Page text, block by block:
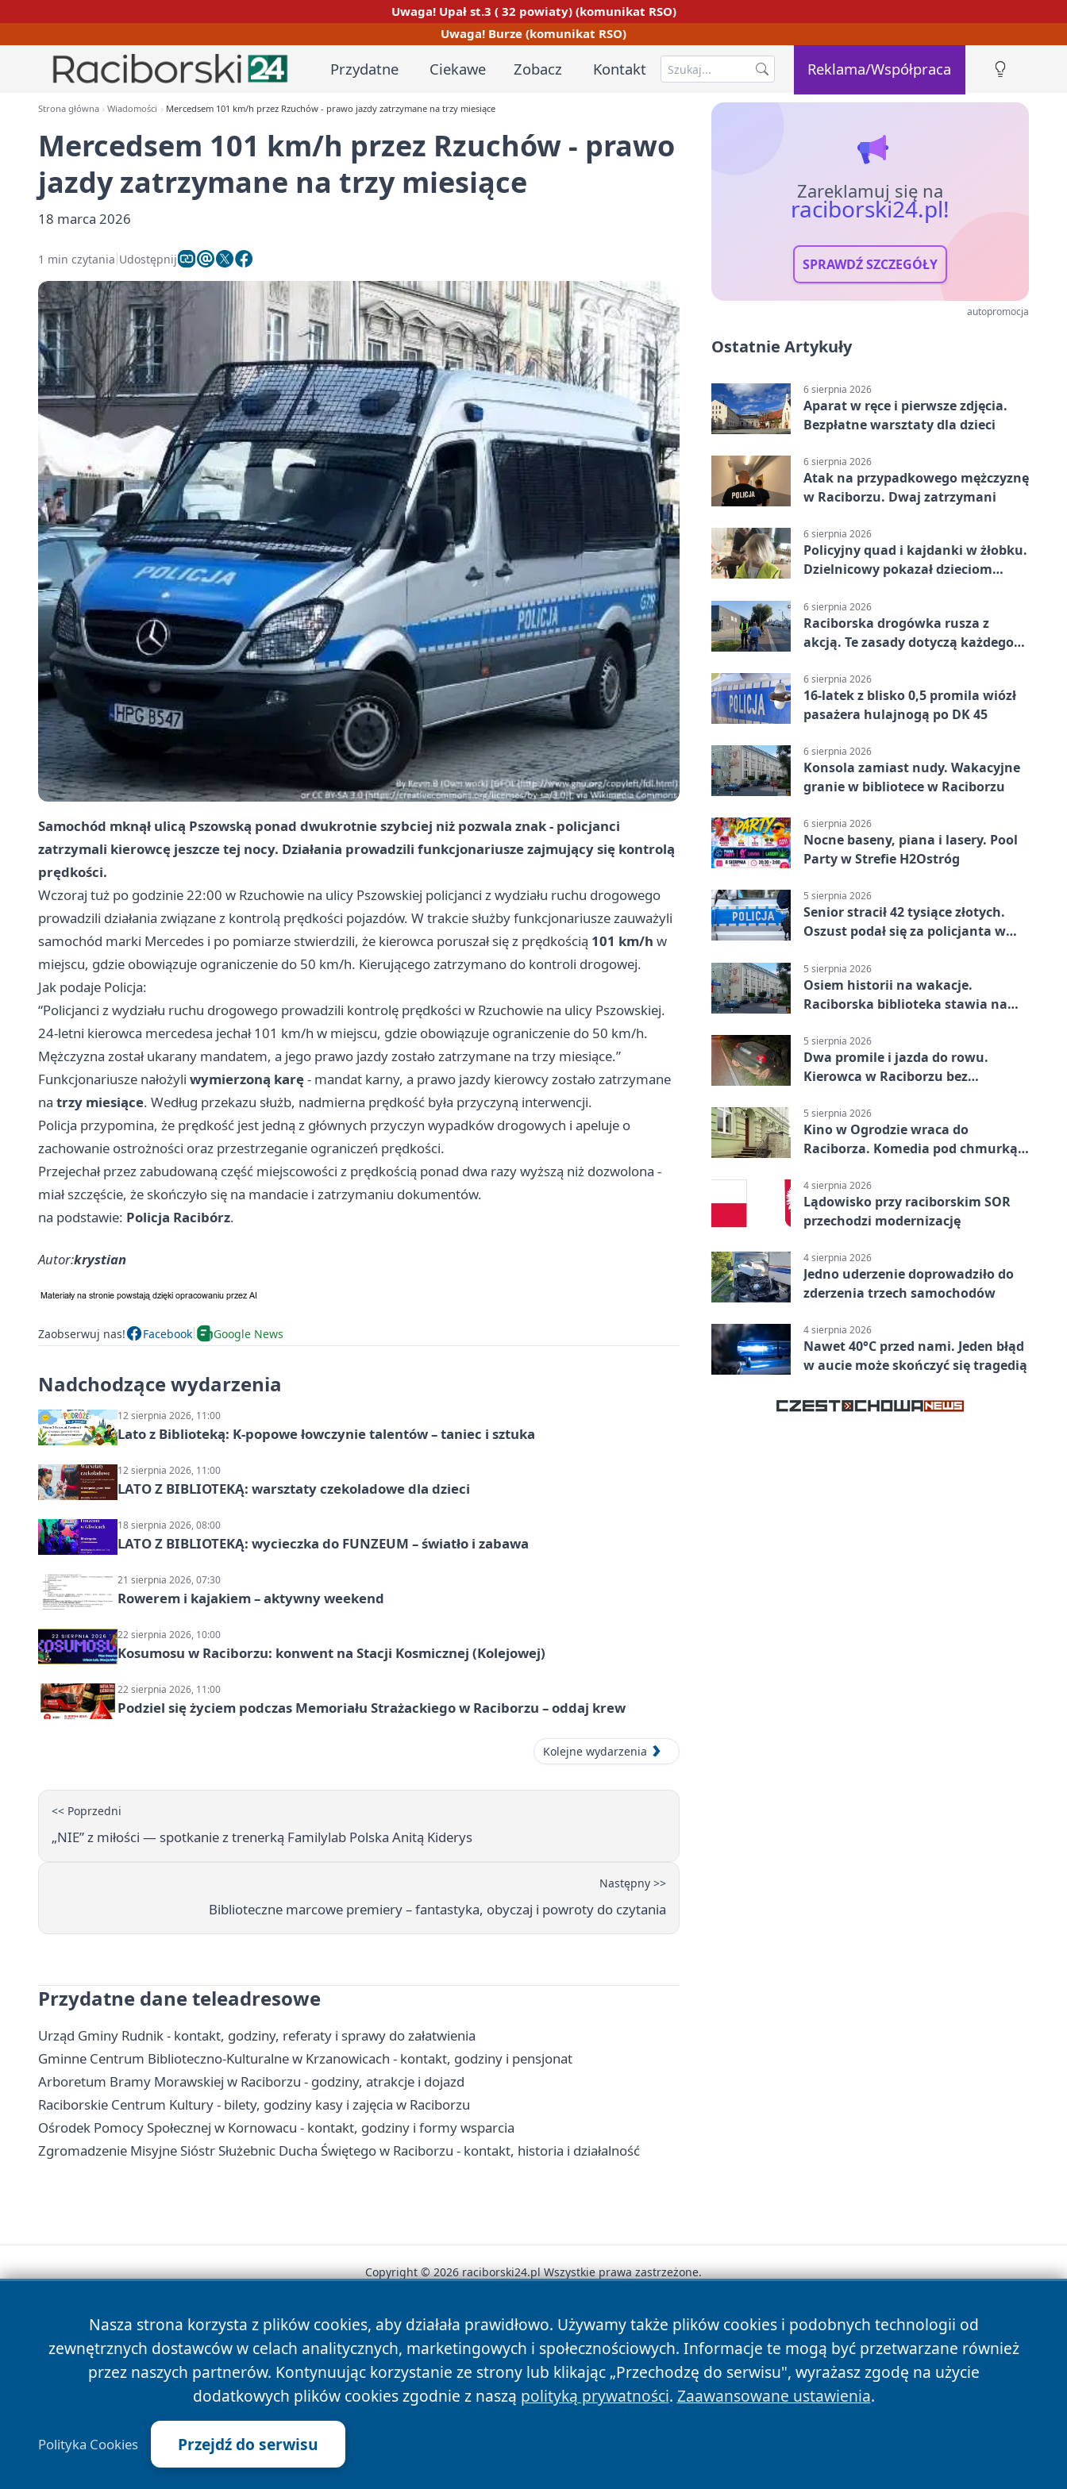
Uwaga! Upał st.3 ( 32 powiaty) (komunikat RSO)
Uwaga! Burze (komunikat RSO)
Przydatne Ciekawe Zobacz Kontakt Reklama/Współpraca
Strona główna Wiadomości Mercedsem 101 km/h przez Rzuchów - prawo jazdy zatrzymane na trzy miesiące
Mercedsem 101 km/h przez Rzuchów - prawo
jazdy zatrzymane na trzy miesiące
18 marca 2026
1 min czytania Udostępnij
Samochód mknął ulicą Pszowską ponad dwukrotnie szybciej niż pozwala znak - policjanci
zatrzymali kierowcę jeszcze tej nocy. Działania prowadzili funkcjonariusze zajmujący się kontrolą
prędkości.
Wczoraj tuż po godzinie 22:00 w Rzuchowie na ulicy Pszowskiej policjanci z wydziału ruchu drogowego
prowadzili działania związane z kontrolą prędkości pojazdów. W trakcie służby funkcjonariusze zauważyli
samochód marki Mercedes i po pomiarze stwierdzili, że kierowca poruszał się z prędkością 101 km/h w
miejscu, gdzie obowiązuje ograniczenie do 50 km/h. Kierującego zatrzymano do kontroli drogowej.
Jak podaje Policja:
“Policjanci z wydziału ruchu drogowego prowadzili kontrolę prędkości w Rzuchowie na ulicy Pszowskiej.
24-letni kierowca mercedesa jechał 101 km/h w miejscu, gdzie obowiązuje ograniczenie do 50 km/h.
Mężczyzna został ukarany mandatem, a jego prawo jazdy zostało zatrzymane na trzy miesiące.”
Funkcjonariusze nałożyli wymierzoną karę- mandat karny, a prawo jazdy kierowcy zostało zatrzymane
na trzy miesiące. Według przekazu służb, nadmierna prędkość była przyczyną interwencji.
Policja przypomina, że prędkość jest jedną z głównych przyczyn wypadków drogowych i apeluje o
zachowanie ostrożności oraz przestrzeganie ograniczeń prędkości.
Przejechał przez zabudowaną część miejscowości z prędkością ponad dwa razy wyższą niż dozwolona -
miał szczęście, że skończyło się na mandacie i zatrzymaniu dokumentów.
na podstawie: Policja Racibórz.
Autor:krystian
Zaobserwuj nas! Facebook Google News
Nadchodzące wydarzenia
12 sierpnia 2026, 11:00
Lato z Biblioteką: K-popowe łowczynie talentów – taniec i sztuka
12 sierpnia 2026, 11:00
LATO Z BIBLIOTEKĄ: warsztaty czekoladowe dla dzieci
18 sierpnia 2026, 08:00
LATO Z BIBLIOTEKĄ: wycieczka do FUNZEUM – światło i zabawa
21 sierpnia 2026, 07:30
Rowerem i kajakiem – aktywny weekend
22 sierpnia 2026, 10:00
Kosumosu w Raciborzu: konwent na Stacji Kosmicznej (Kolejowej)
22 sierpnia 2026, 11:00
Podziel się życiem podczas Memoriału Strażackiego w Raciborzu – oddaj krew
Kolejne wydarzenia
<< Poprzedni
„NIE” z miłości — spotkanie z trenerką Familylab Polska Anitą Kiderys
Następny >>
Biblioteczne marcowe premiery – fantastyka, obyczaj i powroty do czytania
Przydatne dane teleadresowe
Urząd Gminy Rudnik - kontakt, godziny, referaty i sprawy do załatwienia
Gminne Centrum Biblioteczno-Kulturalne w Krzanowicach - kontakt, godziny i pensjonat
Arboretum Bramy Morawskiej w Raciborzu - godziny, atrakcje i dojazd
Raciborskie Centrum Kultury - bilety, godziny kasy i zajęcia w Raciborzu
Ośrodek Pomocy Społecznej w Kornowacu - kontakt, godziny i formy wsparcia
Zgromadzenie Misyjne Sióstr Służebnic Ducha Świętego w Raciborzu - kontakt, historia i działalność
Zareklamuj się na
raciborski24.pl!
SPRAWDŹ SZCZEGÓŁY
autopromocja
Ostatnie Artykuły
6 sierpnia 2026
Aparat w ręce i pierwsze zdjęcia.
Bezpłatne warsztaty dla dzieci
6 sierpnia 2026
Atak na przypadkowego mężczyznę
w Raciborzu. Dwaj zatrzymani
6 sierpnia 2026
Policyjny quad i kajdanki w żłobku.
Dzielnicowy pokazał dzieciom
6 sierpnia 2026
Raciborska drogówka rusza z
akcją. Te zasady dotyczą każdego
6 sierpnia 2026
16-latek z blisko 0,5 promila wiózł
pasażera hulajnogą po DK 45
6 sierpnia 2026
Konsola zamiast nudy. Wakacyjne
granie w bibliotece w Raciborzu
6 sierpnia 2026
Nocne baseny, piana i lasery. Pool
Party w Strefie H2Ostróg
5 sierpnia 2026
Senior stracił 42 tysiące złotych.
Oszust podał się za policjanta w
5 sierpnia 2026
Osiem historii na wakacje.
Raciborska biblioteka stawia na
5 sierpnia 2026
Dwa promile i jazda do rowu.
Kierowca w Raciborzu bez
5 sierpnia 2026
Kino w Ogrodzie wraca do
Raciborza. Komedia pod chmurką
4 sierpnia 2026
Lądowisko przy raciborskim SOR
przechodzi modernizację
4 sierpnia 2026
Jedno uderzenie doprowadziło do
zderzenia trzech samochodów
4 sierpnia 2026
Nawet 40°C przed nami. Jeden błąd
w aucie może skończyć się tragedią
Nasza strona korzysta z plików cookies, aby działała prawidłowo. Używamy także plików cookies i podobnych technologii od
zewnętrznych dostawców w celach analitycznych, marketingowych i społecznościowych. Informacje te mogą być przetwarzane również
przez naszych partnerów. Kontynuując korzystanie ze strony lub klikając „Przechodzę do serwisu", wyrażasz zgodę na użycie
dodatkowych plików cookies zgodnie z naszą polityką prywatności. Zaawansowane ustawienia.
Polityka Cookies Przejdź do serwisu
Copyright © 2026 raciborski24.pl Wszystkie prawa zastrzeżone.
News Autorzy Polityka Prywatności Polityka Cookies